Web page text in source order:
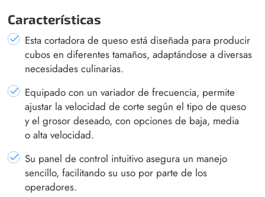
Características
Esta cortadora de queso está diseñada para producir
cubos en diferentes tamaños, adaptándose a diversas
necesidades culinarias.
Equipado con un variador de frecuencia, permite
ajustar la velocidad de corte según el tipo de queso
y el grosor deseado, con opciones de baja, media
o alta velocidad.
Su panel de control intuitivo asegura un manejo
sencillo, facilitando su uso por parte de los
operadores.